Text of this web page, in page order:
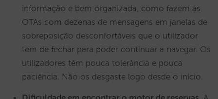
informação e bem organizada, como fazem as
OTAs com dezenas de mensagens em janelas de
sobreposição desconfortáveis que o utilizador
tem de fechar para poder continuar a navegar. Os
utilizadores têm pouca tolerância e pouca
paciência. Não os desgaste logo desde o início.